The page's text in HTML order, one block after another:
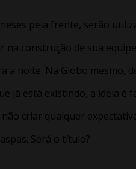
pela frente, serão
construção de sua
a noite. Na Globo
já está existindo, a ideia
não criar qualquer
Será o título?